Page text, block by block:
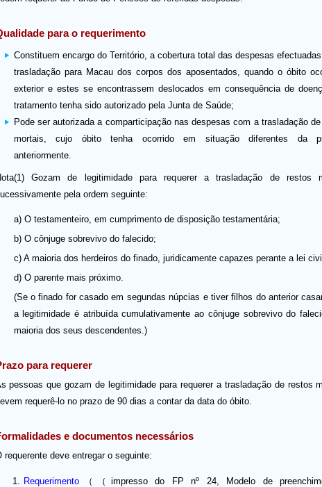
para o requerimento
Constituem encargo do Território, a cobertura total das despesas
trasladação para Macau dos corpos dos aposentados, quando o óbito
exterior e estes se encontrassem deslocados em consequência de
tratamento tenha sido autorizado pela Junta de Saúde;
Pode ser autorizada a comparticipação nas despesas com a trasladação
mortais, cujo óbito tenha ocorrido em situação diferentes da
anteriormente.
Gozam de legitimidade para requerer a trasladação de restos
pela ordem seguinte:
a) O testamenteiro, em cumprimento de disposição testamentária;
b) O cônjuge sobrevivo do falecido;
c) A maioria dos herdeiros do finado, juridicamente capazes perante a lei
d) O parente mais próximo.
(Se o finado for casado em segundas núpcias e tiver filhos do anterior
a legitimidade é atribuída cumulativamente ao cônjuge sobrevivo do
maioria dos seus descendentes.)
para requerer
pessoas que gozam de legitimidade para requerer a trasladação de restos
requerê-lo no prazo de 90 dias a contar da data do óbito.
e documentos necessários
requerente deve entregar o seguinte:
Requerimento （（impresso do FP nº 24, Modelo de